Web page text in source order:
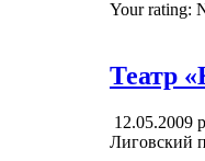
Your rating:
Театр
12.05.2009
Лиговский